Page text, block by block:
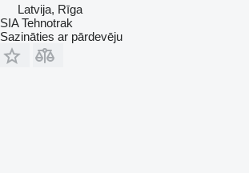
Latvija, Rīga
SIA Tehnotrak
Sazināties ar pārdevēju